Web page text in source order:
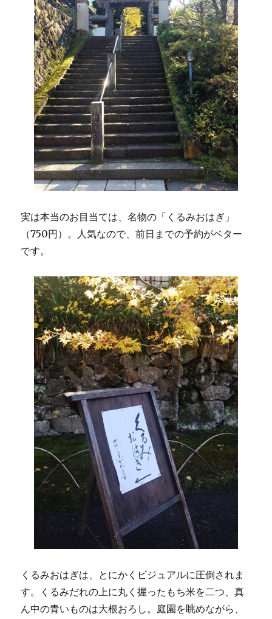
実は本当のお目当ては、名物の「くるみおはぎ」
（750円）。人気なので、前日までの予約がベター
です。
くるみおはぎは、とにかくビジュアルに圧倒されま
す。くるみだれの上に丸く握ったもち米を二つ、真
ん中の青いものは大根おろし。庭園を眺めながら、